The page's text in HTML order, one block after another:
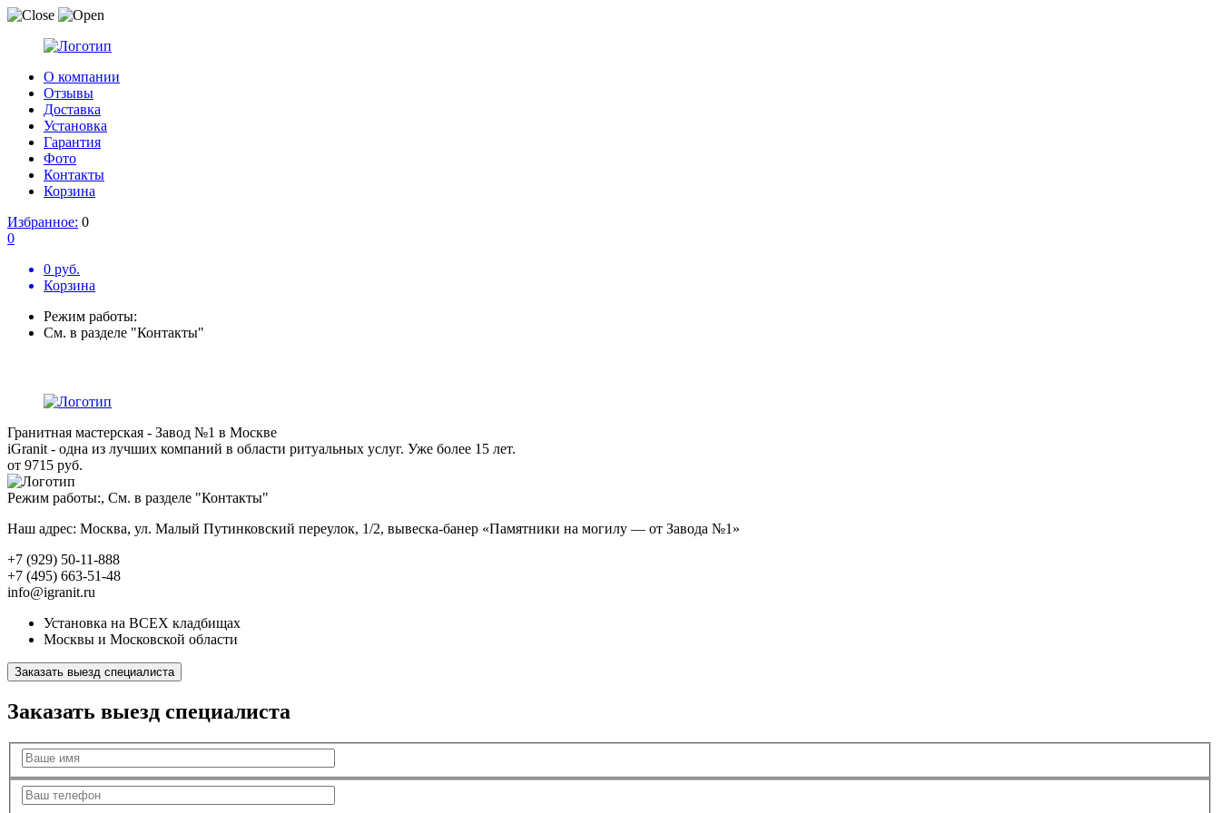
О компании
Отзывы
Доставка
Установка
Гарантия
Фото
Контакты
Корзина
Избранное: 0
0
0 руб.
Корзина
Режим работы:
См. в разделе "Контакты"
Гранитная мастерская - Завод №1 в Москве
iGranit - одна из лучших компаний в области ритуальных услуг. Уже более 15 лет.
от 9715 руб.
Режим работы:, См. в разделе "Контакты"
Наш адрес: Москва, ул. Малый Путинковский переулок, 1/2, вывеска-банер «Памятники на могилу — от Завода №1»
+7 (929) 50-11-888
+7 (495) 663-51-48
info@igranit.ru
Установка на ВСЕХ кладбищах
Москвы и Московской области
Заказать выезд специалиста
Заказать выезд специалиста